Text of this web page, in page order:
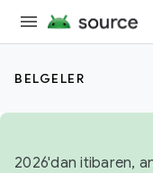
BELGELER
2026'dan itibaren,